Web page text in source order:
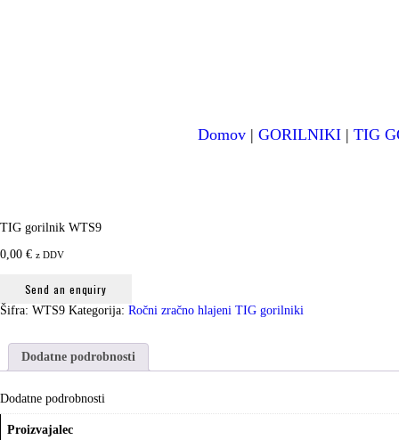
Domov| GORILNIKI| TIG
TIG gorilnik WTS9
0,00 € z DDV
Send an enquiry
Šifra: WTS9 Kategorija: Ročni zračno hlajeni TIG gorilniki
Dodatne podrobnosti
Dodatne podrobnosti
Proizvajalec